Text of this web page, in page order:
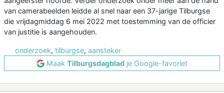
van camerabeelden leidde al snel naar een 37-jarige Tilburgse
die vrijdagmiddag 6 mei 2022 met toestemming van de officier
van justitie is aangehouden.
onderzoek, tilburgse, aansteker
Maak Tilburgsdagblad je Google-favoriet